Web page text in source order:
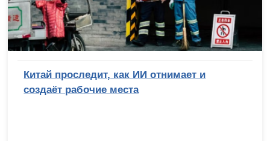
Китай проследит, как ИИ отнимает и
создаёт рабочие места